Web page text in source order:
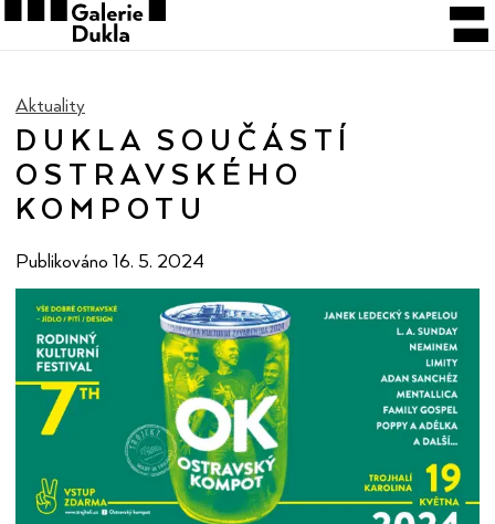
Aktuality
DUKLA SOUČÁSTÍ
OSTRAVSKÉHO
KOMPOTU
Publikováno 16. 5. 2024